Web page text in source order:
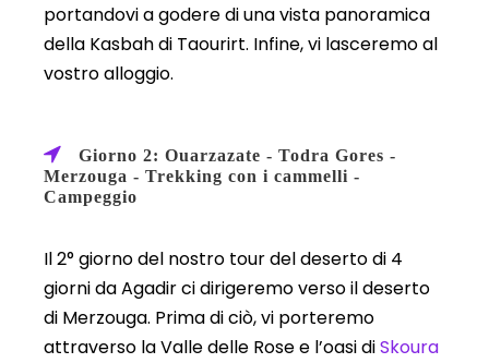
portandovi a godere di una vista panoramica
della Kasbah di Taourirt. Infine, vi lasceremo al
vostro alloggio.
Giorno 2: Ouarzazate - Todra Gores -
Merzouga - Trekking con i cammelli -
Campeggio
Il 2° giorno del nostro tour del deserto di 4
giorni da Agadir ci dirigeremo verso il deserto
di Merzouga. Prima di ciò, vi porteremo
attraverso la Valle delle Rose e l’oasi diSkoura